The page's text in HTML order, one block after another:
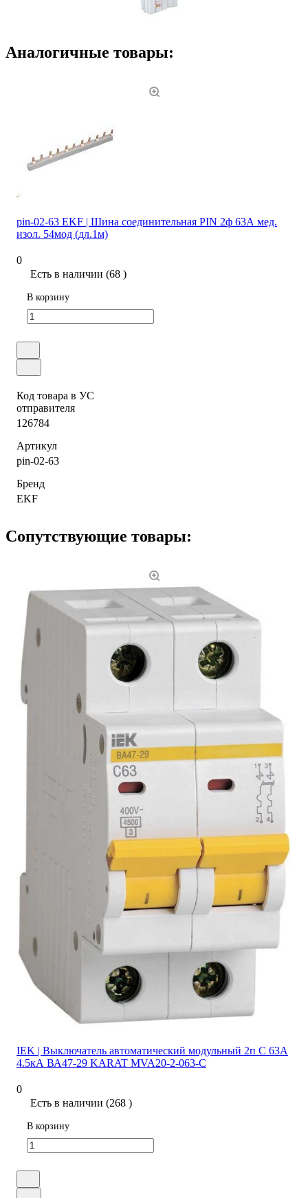
Аналогичные товары:
pin-02-63 EKF | Шина соединительная PIN 2ф 63А мед.
изол. 54мод (дл.1м)
0
Есть в наличии (68 )
В корзину
Код товара в УС
отправителя
126784
Артикул
pin-02-63
Бренд
EKF
Сопутствующие товары:
IEK | Выключатель автоматический модульный 2п C 63А
4.5кА ВА47-29 KARAT MVA20-2-063-C
0
Есть в наличии (268 )
В корзину